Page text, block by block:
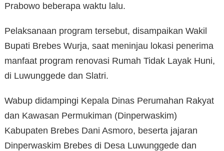
Prabowo beberapa waktu lalu.
Pelaksanaan program tersebut, disampaikan Wakil
Bupati Brebes Wurja, saat meninjau lokasi penerima
manfaat program renovasi Rumah Tidak Layak Huni,
di Luwunggede dan Slatri.
Wabup didampingi Kepala Dinas Perumahan Rakyat
dan Kawasan Permukiman (Dinperwaskim)
Kabupaten Brebes Dani Asmoro, beserta jajaran
Dinperwaskim Brebes di Desa Luwunggede dan